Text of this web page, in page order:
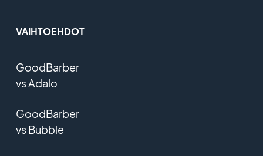
VAIHTOEHDOT
GoodBarber
vs Adalo
GoodBarber
vs Bubble